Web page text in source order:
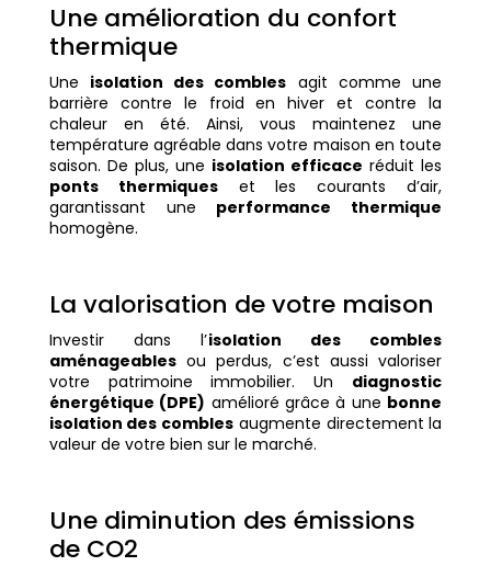
Une amélioration du confort
thermique
Une isolation des combles agit comme une
barrière contre le froid en hiver et contre la
chaleur en été. Ainsi, vous maintenez une
température agréable dans votre maison en toute
saison. De plus, une isolation efficace réduit les
ponts thermiqueset les courants d’air,
garantissant une performance thermique
homogène.
La valorisation de votre maison
Investir dans l’isolation des combles
aménageablesou perdus, c’est aussi valoriser
votre patrimoine immobilier. Un diagnostic
énergétique (DPE) amélioré grâce à une bonne
isolation des combles augmente directement la
valeur de votre bien sur le marché.
Une diminution des émissions
de CO2